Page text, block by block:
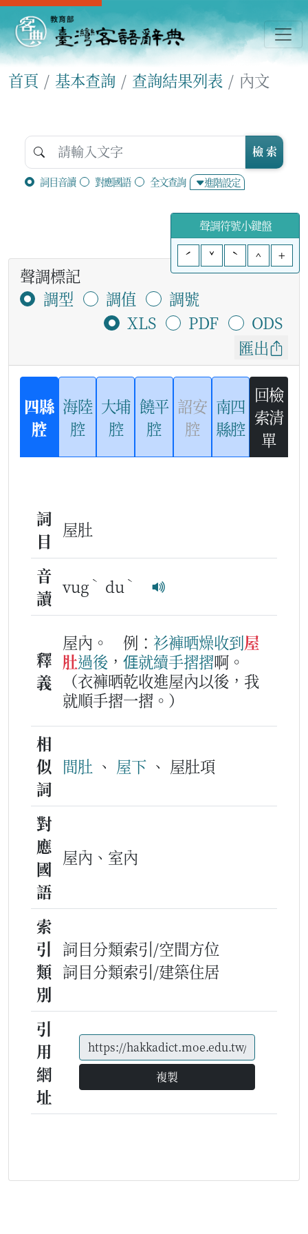
首頁 基本查詢 查詢結果列表 內文
詞目音讀 對應國語 全文查詢 進階設定
檢 索
聲調符號小鍵盤
ˊ
ˇ ˋ ^ +
聲調標記
調型
調值
調號
XLS
PDF
ODS
匯出
四縣
腔
海陸
腔
大埔
腔
饒平
腔
詔安
腔
南四
縣腔
回檢
索清
單
詞
目
屋肚
音
讀
vug ˋ du ˋ
釋
義
屋內。 例： 衫褲晒燥收到屋
肚過後 ， 𠊎就續手摺摺啊。
（衣褲晒乾收進屋內以後，我
就順手摺一摺。）
相
似
詞
間肚 、 屋下 、 屋肚項
對
應
國
語
屋內、室內
索
引
類
別
詞目分類索引/空間方位
詞目分類索引/建築住居
引
用
網
址
複製